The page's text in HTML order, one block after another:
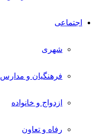
اجتماعی
شهری
فرهنگیان و مدارس
ازدواج و خانواده
رفاه و تعاون